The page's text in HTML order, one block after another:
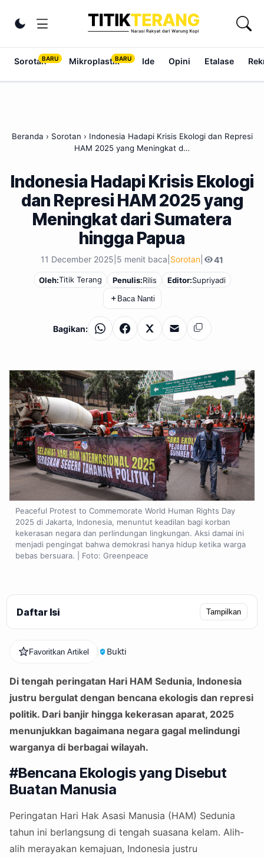
Ubah tema
Sorotan Mikroplastik Ide Opini Etalase
Beranda › Sorotan › Indonesia Hadapi Krisis Ekologi dan Represi
HAM 2025 yang Meningkat d…
Indonesia Hadapi Krisis Ekologi
dan Represi HAM 2025 yang
Meningkat dari Sumatera
hingga Papua
11 December 2025 5 menit baca Sorotan 41
Oleh:Titik Terang Penulis:Rilis Editor:Supriyadi
＋ Baca Nanti
Bagikan: WhatsAppFacebook
X EmailSalin
Peaceful Protest to Commemorate World Human Rights Day
2025 di Jakarta, Indonesia, menuntut keadilan bagi korban
kekerasan negara dan perlindungan lingkungan. Aksi damai ini
menjadi pengingat bahwa demokrasi hanya hidup ketika warga
bebas bersuara. | Foto: Greenpeace
Daftar Isi Tampilkan
Favoritkan Artikel Bukti
Di tengah peringatan Hari HAM Sedunia, Indonesia
justru bergulat dengan bencana ekologis dan represi
politik. Dari banjir hingga kekerasan aparat, 2025
menunjukkan bagaimana negara gagal melindungi
warganya di berbagai wilayah.
#Bencana Ekologis yang Disebut
Buatan Manusia
Peringatan Hari Hak Asasi Manusia (HAM) Sedunia
tahun ini berlangsung di tengah suasana kelam. Alih-
alih merayakan kemajuan, Indonesia justru